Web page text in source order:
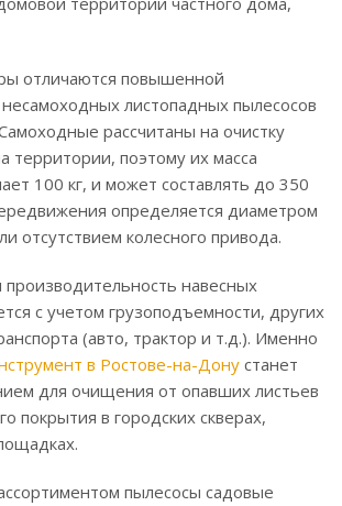
отличаются повышенной
листопадных пылесосов
рассчитаны на очистку
территории, поэтому их масса
100 кг, и может составлять до 350
определяется диаметром
отсутствием колесного привода.
навесных
с учетом грузоподъемности, других
(авто, трактор и т.д.). Именно
в Ростове-на-Дону станет
для очищения от опавших листьев
покрытия в городских скверах,
пылесосы садовые